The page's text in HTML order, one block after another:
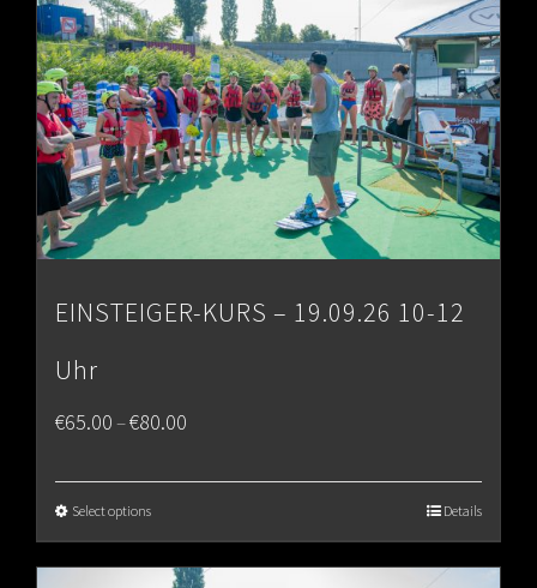
EINSTEIGER-KURS – 19.09.26 10-12
Uhr
€65.00–€80.00
Select options Details